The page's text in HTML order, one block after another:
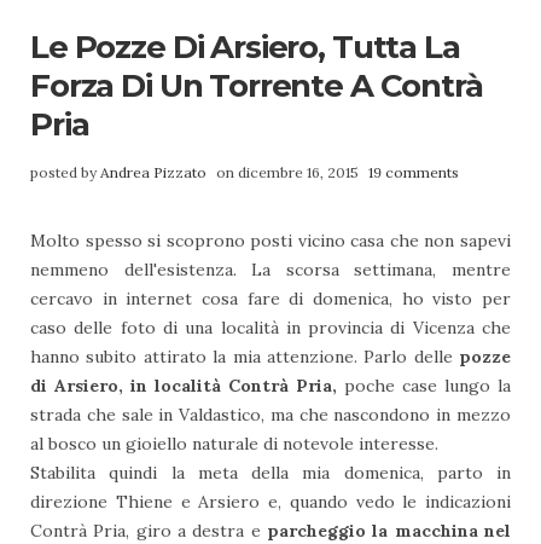
Le Pozze Di Arsiero, Tutta La
Forza Di Un Torrente A Contrà
Pria
posted by Andrea Pizzato on dicembre 16, 2015 19 comments
Molto spesso si scoprono posti vicino casa che non sapevi
nemmeno dell'esistenza. La scorsa settimana, mentre
cercavo in internet cosa fare di domenica, ho visto per
caso delle foto di una località in provincia di Vicenza che
hanno subito attirato la mia attenzione. Parlo delle pozze
di Arsiero, in località Contrà Pria, poche case lungo la
strada che sale in Valdastico, ma che nascondono in mezzo
al bosco un gioiello naturale di notevole interesse.
Stabilita quindi la meta della mia domenica, parto in
direzione Thiene e Arsiero e, quando vedo le indicazioni
Contrà Pria, giro a destra e parcheggio la macchina nel